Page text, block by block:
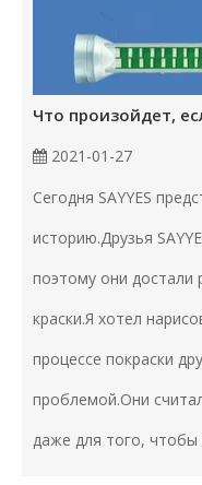
2021-01-27
Сегодня SAYYES
историю.Друзья
поэтому они достали
краски.Я хотел
процессе покраски
проблемой.Они
даже для того,